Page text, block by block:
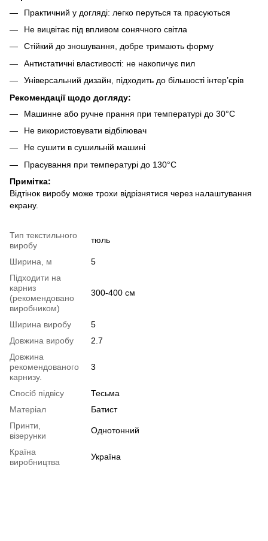
Практичний у догляді: легко перуться та прасуються
Не вицвітає під впливом сонячного світла
Стійкий до зношування, добре тримають форму
Антистатичні властивості: не накопичує пил
Універсальний дизайн, підходить до більшості інтер’єрів
Рекомендації щодо догляду:
Машинне або ручне прання при температурі до 30°C
Не використовувати відбілювач
Не сушити в сушильній машині
Прасування при температурі до 130°C
Примітка:
Відтінок виробу може трохи відрізнятися через налаштування
екрану.
Тип текстильного
виробу
тюль
Ширина, м
5
Підходити на
карниз
(рекомендовано
виробником)
300-400 см
Ширина виробу
5
Довжина виробу
2.7
Довжина
рекомендованого
карнизу.
3
Спосіб підвісу
Тесьма
Матеріал
Батист
Принти,
візерунки
Однотонний
Країна
виробництва
Україна